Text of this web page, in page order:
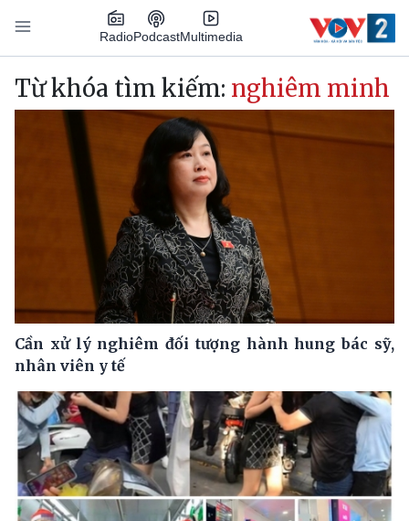
Nhảy đến nội dung
RadioPodcastMultimedia
Main navigation
Từ khóa tìm kiếm: nghiêm minh
Cần xử lý nghiêm đối tượng hành hung bác sỹ,
nhân viên y tế